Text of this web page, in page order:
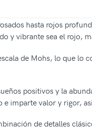
hasta rojos
y vibrante sea el rojo,
de Mohs, lo que
positivos y la
imparte valor y rigor,
de detalles